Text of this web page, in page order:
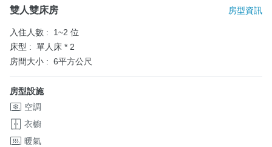
雙人雙床房 房型資訊
入住人數 :
1~2 位
床型 : 單人床 * 2
房間大小 : 6平方公尺
房型設施
空調
衣櫥
暖氣